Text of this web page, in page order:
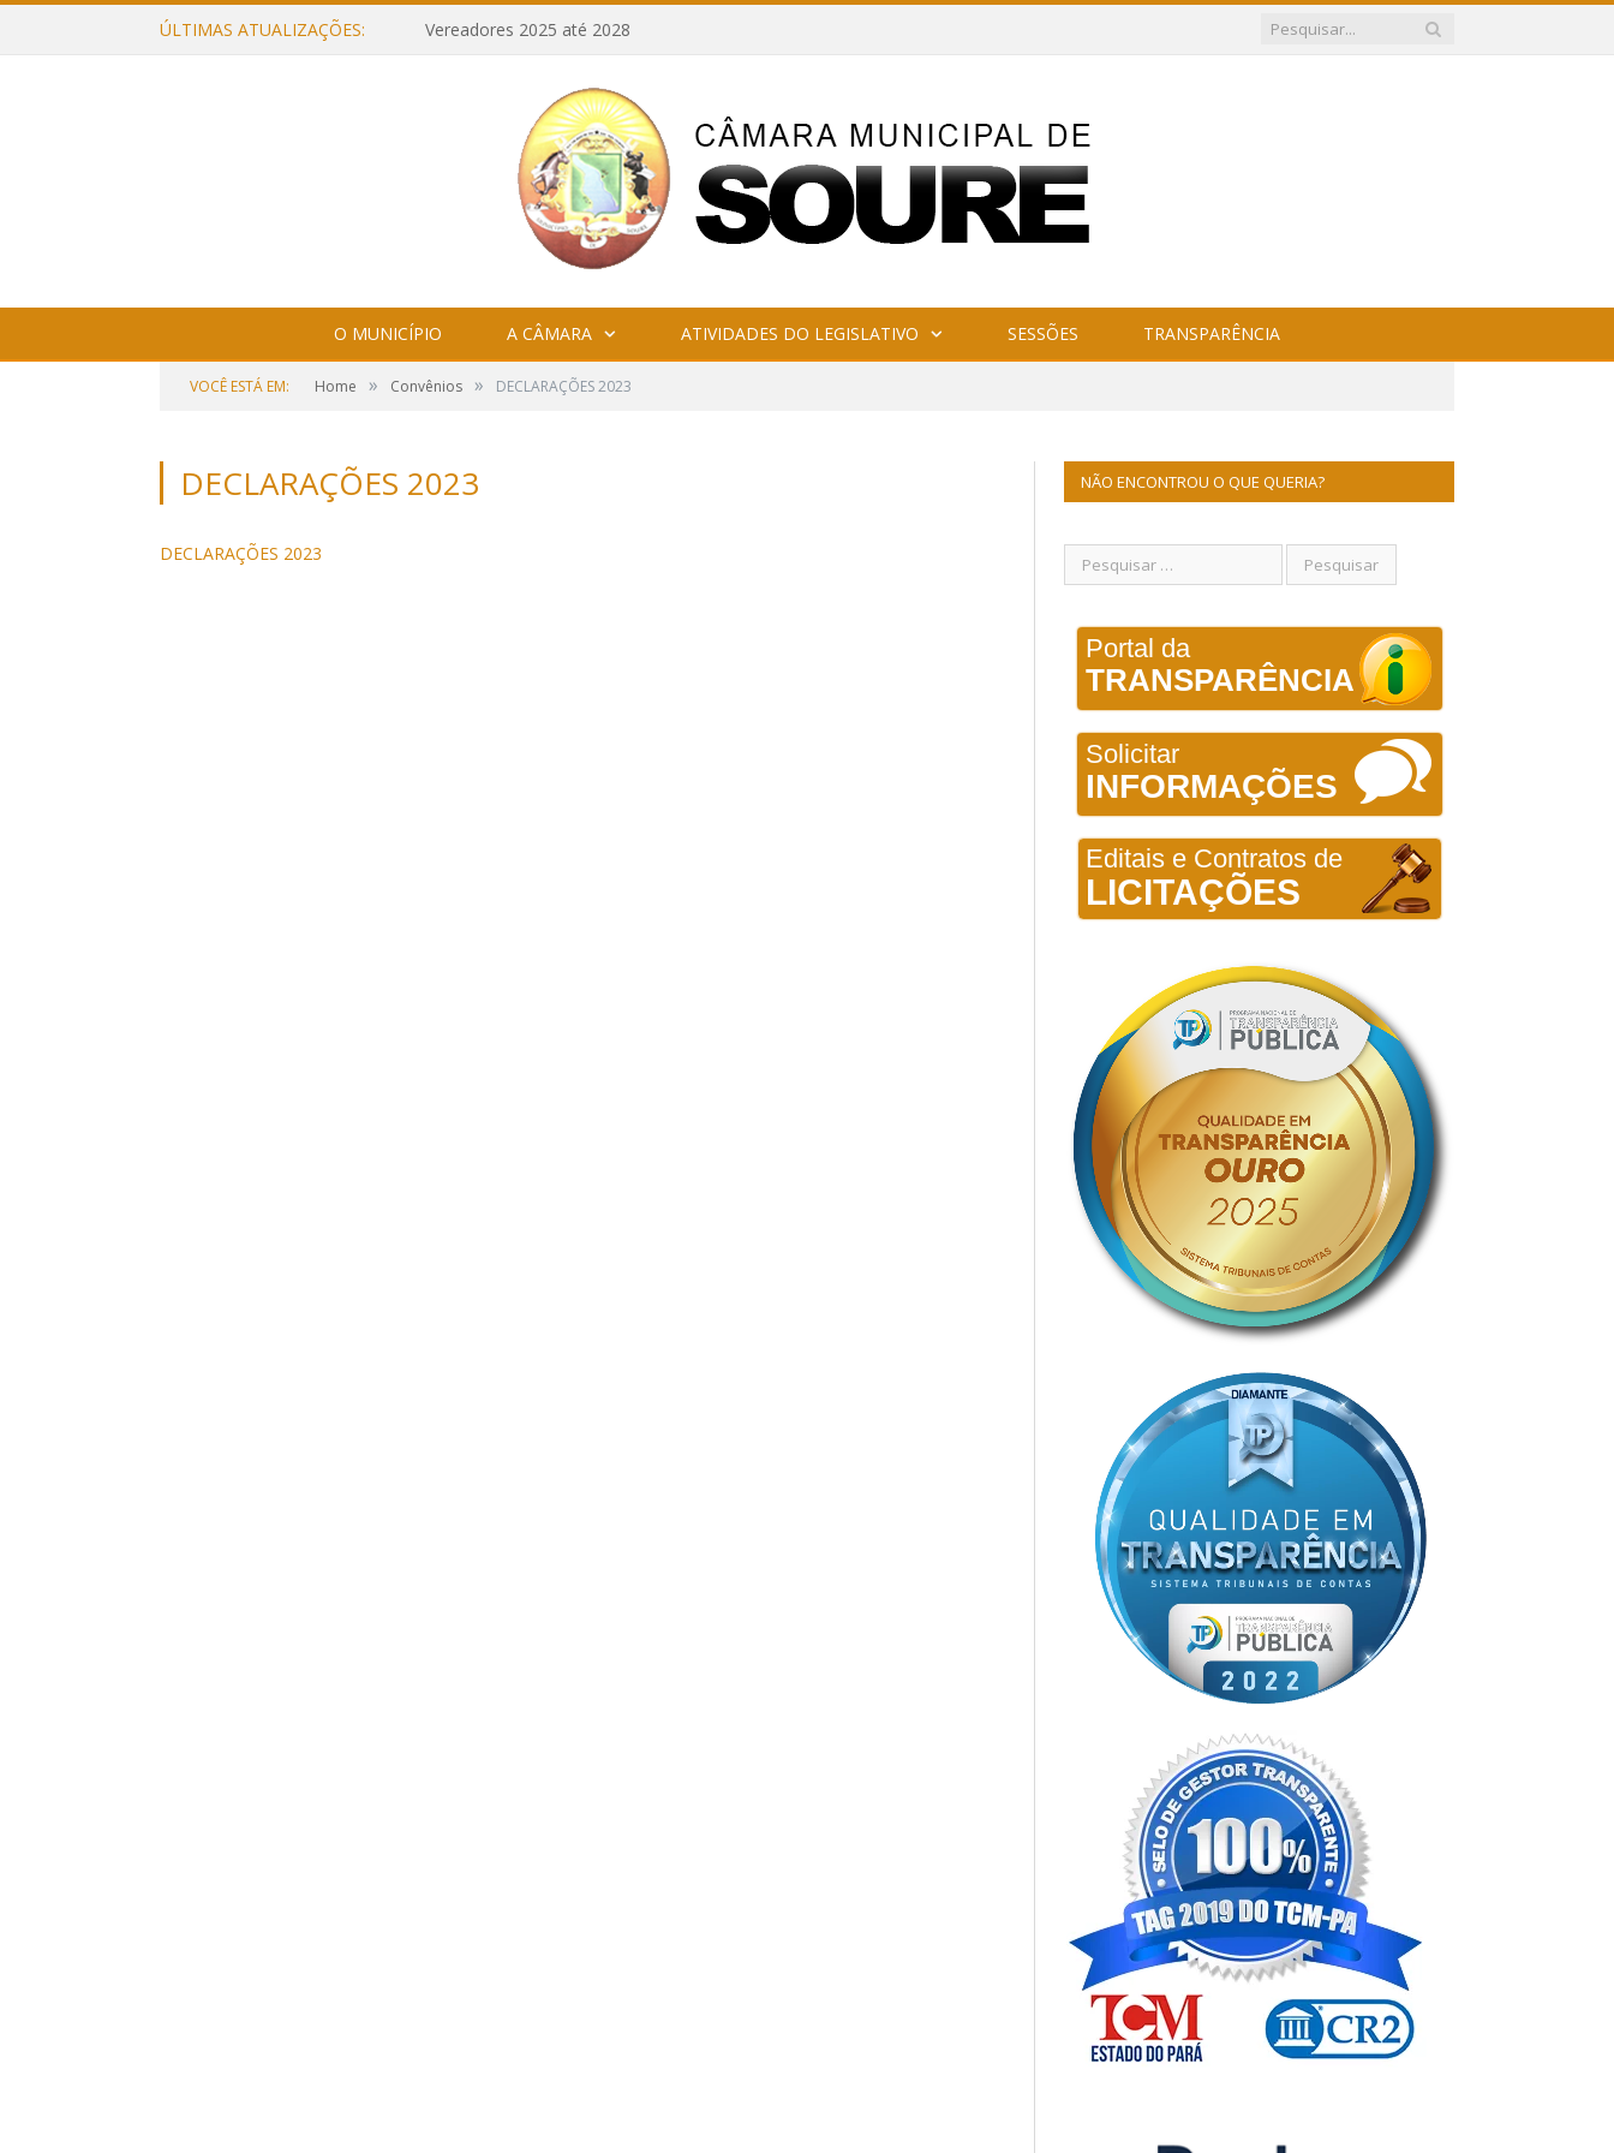
ÚLTIMAS ATUALIZAÇÕES: Vereadores 2025 até 2028
O MUNICÍPIO A CÂMARA ATIVIDADES DO LEGISLATIVO SESSÕES TRANSPARÊNCIA
VOCÊ ESTÁ EM: Home » Convênios » DECLARAÇÕES 2023
DECLARAÇÕES 2023
DECLARAÇÕES 2023
NÃO ENCONTROU O QUE QUERIA?
Portal da
TRANSPARÊNCIA
Solicitar
INFORMAÇÕES
Editais e Contratos de
LICITAÇÕES